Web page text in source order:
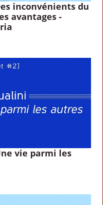
inconvénients du
avantages -
vie parmi les